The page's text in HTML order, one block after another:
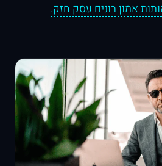
אמון בונים עסק חזק.